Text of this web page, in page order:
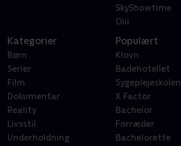
SkyShowtime
Oiii
Kategorier
Børn
Serier
Film
Dokumentar
Reality
Livsstil
Underholdning
Populært
Klovn
Badehotellet
Sygeplejeskolen
X Factor
Bachelor
Forræder
Bachelorette